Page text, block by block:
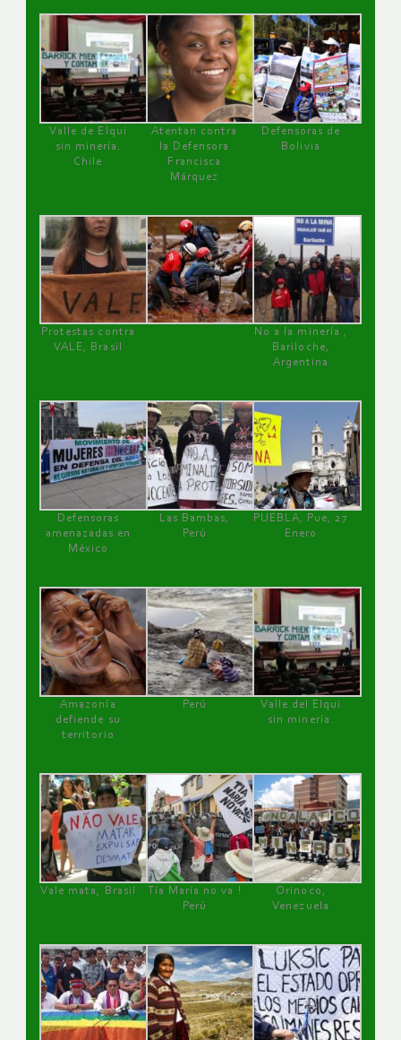
Valle de Elqui
sin minería.
Chile
Atentan contra
la Defensora
Francisca
Márquez
Defensoras de
Bolivia
Protestas contra
VALE, Brasil
No a la minería ,
Bariloche,
Argentina
Defensoras
amenazadas en
México
Las Bambas,
Perú
PUEBLA, Pue, 27
Enero
Amazonía
defiende su
territorio
Perú
Valle del Elqui
sin minería.
Vale mata, Brasil
Tía María no va !
Perú
Orinoco,
Venezuela